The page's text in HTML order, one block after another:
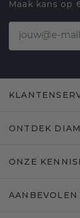
Maak kans op
ONTDEK
ONZE
AANBEVOLEN